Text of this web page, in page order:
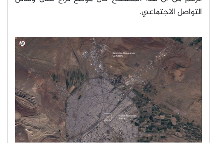
التواصل الاجتماعي.